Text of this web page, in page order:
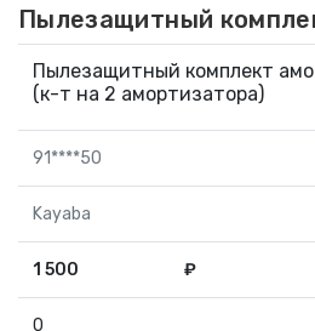
Пылезащитный
Пылезащитный комплект
(к-т на 2 амортизатора)
91****50
Kayaba
1 500 ₽
0